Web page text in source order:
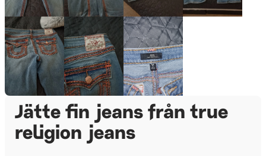
Jätte fin jeans från true
religion jeans